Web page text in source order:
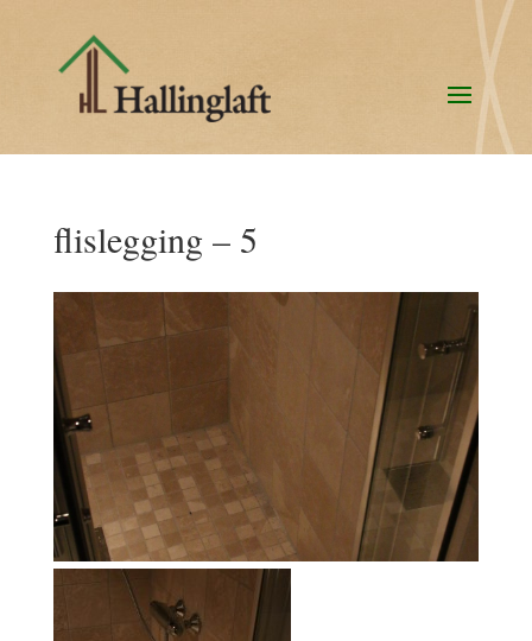
flislegging – 5